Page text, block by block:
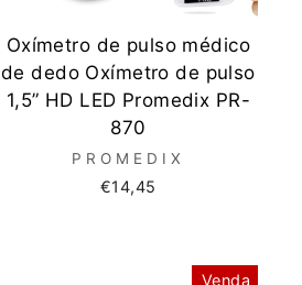
Oxímetro de pulso médico
de dedo Oxímetro de pulso
1,5” HD LED Promedix PR-
870
PROMEDIX
€14,45
Venda